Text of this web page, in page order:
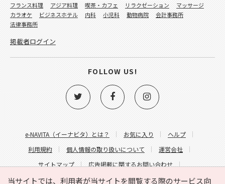
当サイトでは、利用者が当サイトを閲覧する際のサービス向
e-NAVITA（イーナビタ）とは？ お気に入り
ヘルプ
利用規約
個人情報の取り扱いについて
運営会社
サイトマップ
広告掲載に関するお問い合わせ
サイトの内容に関するお問い合わせ
フランス料理
アジア料理 喫茶・カフェ リラクゼーション
マッサージ
カラオケ
ビジネスホテル 内科 小児科 動物病院
会計事務所
法律事務所
掲載者ログイン
FOLLOW US!